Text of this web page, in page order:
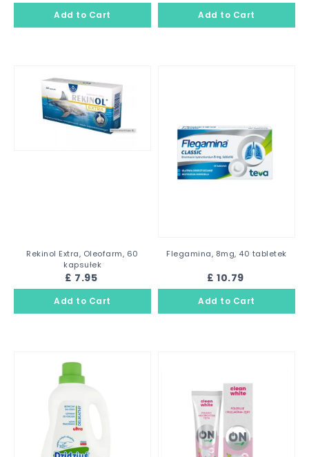
Rekinol Extra, Oleofarm, 60
kapsułek
£ 7.95
Flegamina, 8mg, 40 tabletek
£ 10.79